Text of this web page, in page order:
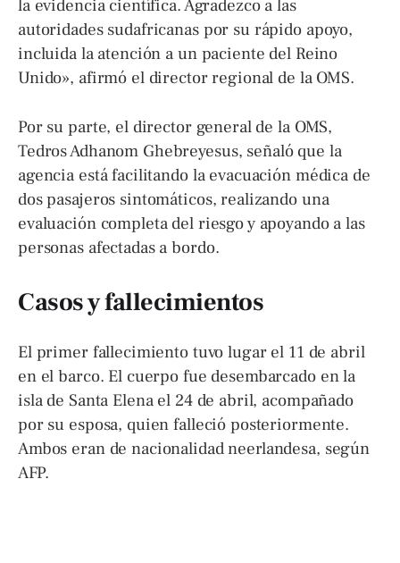
la evidencia científica. Agradezco a las
autoridades sudafricanas por su rápido apoyo,
incluida la atención a un paciente del Reino
Unido», afirmó el director regional de la OMS.
Por su parte, el director general de la OMS,
Tedros Adhanom Ghebreyesus, señaló que la
agencia está facilitando la evacuación médica de
dos pasajeros sintomáticos, realizando una
evaluación completa del riesgo y apoyando a las
personas afectadas a bordo.
Casos y fallecimientos
El primer fallecimiento tuvo lugar el 11 de abril
en el barco. El cuerpo fue desembarcado en la
isla de Santa Elena el 24 de abril, acompañado
por su esposa, quien falleció posteriormente.
Ambos eran de nacionalidad neerlandesa, según
AFP.